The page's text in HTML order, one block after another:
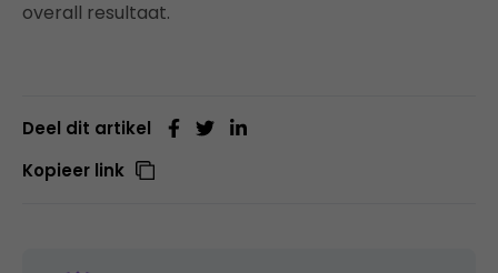
overall resultaat.
Deel dit artikel
Kopieer link